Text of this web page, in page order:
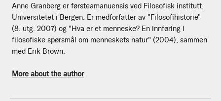
Anne Granberg er førsteamanuensis ved Filosofisk institutt,
Universitetet i Bergen. Er medforfatter av "Filosofihistorie"
(8. utg. 2007) og "Hva er et menneske? En innføring i
filosofiske spørsmål om menneskets natur" (2004), sammen
med Erik Brown.
More about the author